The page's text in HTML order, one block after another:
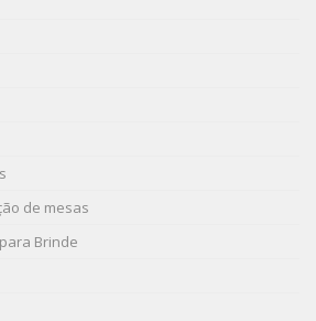
de mesas
Brinde